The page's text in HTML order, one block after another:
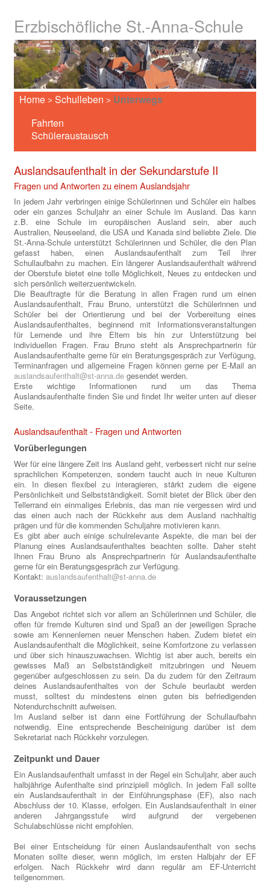
Erzbischöfliche St.-Anna-Schule
Home > Schulleben > Unterwegs
Fahrten
Schüleraustausch
Auslandsaufenthalt in der Sekundarstufe II
Fragen und Antworten zu einem Auslandsjahr
In jedem Jahr verbringen einige Schülerinnen und Schüler ein halbes
oder ein ganzes Schuljahr an einer Schule im Ausland. Das kann
z.B. eine Schule im europäischen Ausland sein, aber auch
Australien, Neuseeland, die USA und Kanada sind beliebte Ziele. Die
St.-Anna-Schule unterstützt Schülerinnen und Schüler, die den Plan
gefasst haben, einen Auslandsaufenthalt zum Teil ihrer
Schullaufbahn zu machen. Ein längerer Auslandsaufenthalt während
der Oberstufe bietet eine tolle Möglichkeit, Neues zu entdecken und
sich persönlich weiterzuentwickeln.
Die Beauftragte für die Beratung in allen Fragen rund um einen
Auslandsaufenthalt, Frau Bruno, unterstützt die Schülerinnen und
Schüler bei der Orientierung und bei der Vorbereitung eines
Auslandsaufenthaltes, beginnend mit Informationsveranstaltungen
für Lernende und ihre Eltern bis hin zur Unterstützung bei
individuellen Fragen. Frau Bruno steht als Ansprechpartnerin für
Auslandsaufenthalte gerne für ein Beratungsgespräch zur Verfügung,
Terminanfragen und allgemeine Fragen können gerne per E-Mail an
auslandsaufenthalt@st-anna.de gesendet werden.
Erste wichtige Informationen rund um das Thema
Auslandsaufenthalte finden Sie und findet Ihr weiter unten auf dieser
Seite.
Auslandsaufenthalt - Fragen und Antworten
Vorüberlegungen
Wer für eine längere Zeit ins Ausland geht, verbessert nicht nur seine
sprachlichen Kompetenzen, sondern taucht auch in neue Kulturen
ein. In diesen flexibel zu interagieren, stärkt zudem die eigene
Persönlichkeit und Selbstständigkeit. Somit bietet der Blick über den
Tellerrand ein einmaliges Erlebnis, das man nie vergessen wird und
das einen auch nach der Rückkehr aus dem Ausland nachhaltig
prägen und für die kommenden Schuljahre motivieren kann.
Es gibt aber auch einige schulrelevante Aspekte, die man bei der
Planung eines Auslandsaufenthaltes beachten sollte. Daher steht
Ihnen Frau Bruno als Ansprechpartnerin für Auslandsaufenthalte
gerne für ein Beratungsgespräch zur Verfügung.
Kontakt: auslandsaufenthalt@st-anna.de
Voraussetzungen
Das Angebot richtet sich vor allem an Schülerinnen und Schüler, die
offen für fremde Kulturen sind und Spaß an der jeweiligen Sprache
sowie am Kennenlernen neuer Menschen haben. Zudem bietet ein
Auslandsaufenthalt die Möglichkeit, seine Komfortzone zu verlassen
und über sich hinauszuwachsen. Wichtig ist aber auch, bereits ein
gewisses Maß an Selbstständigkeit mitzubringen und Neuem
gegenüber aufgeschlossen zu sein. Da du zudem für den Zeitraum
deines Auslandsaufenthaltes von der Schule beurlaubt werden
musst, solltest du mindestens einen guten bis befriedigenden
Notendurchschnitt aufweisen.
Im Ausland selber ist dann eine Fortführung der Schullaufbahn
notwendig. Eine entsprechende Bescheinigung darüber ist dem
Sekretariat nach Rückkehr vorzulegen.
Zeitpunkt und Dauer
Ein Auslandsaufenthalt umfasst in der Regel ein Schuljahr, aber auch
halbjährige Aufenthalte sind prinzipiell möglich. In jedem Fall sollte
ein Auslandsaufenthalt in der Einführungsphase (EF), also nach
Abschluss der 10. Klasse, erfolgen. Ein Auslandsaufenthalt in einer
anderen Jahrgangsstufe wird aufgrund der vergebenen
Schulabschlüsse nicht empfohlen.
Bei einer Entscheidung für einen Auslandsaufenthalt von sechs
Monaten sollte dieser, wenn möglich, im ersten Halbjahr der EF
erfolgen. Nach Rückkehr wird dann regulär am EF-Unterricht
teilgenommen.